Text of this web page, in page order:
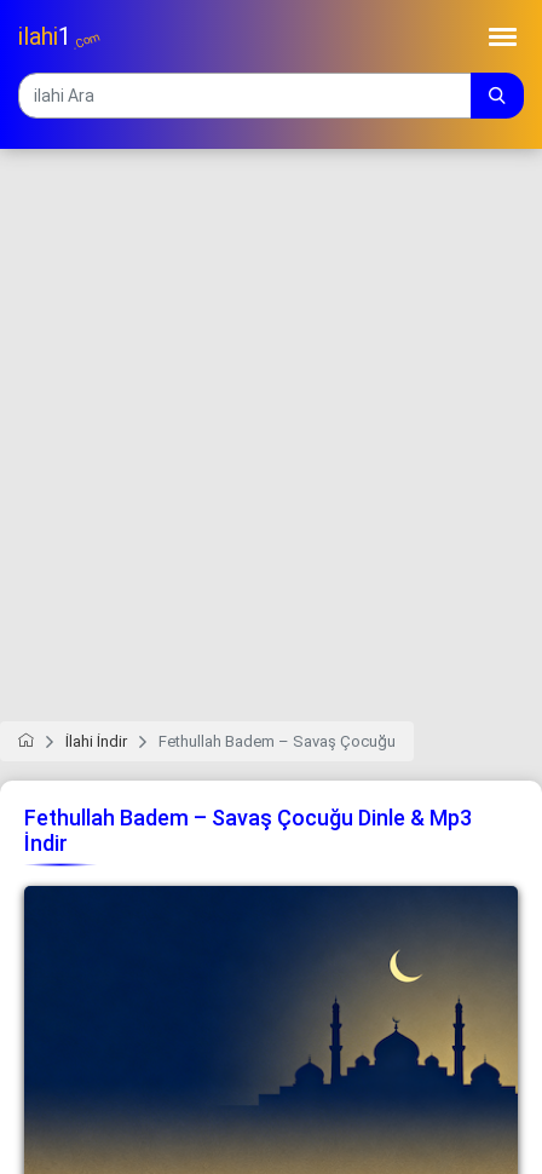
ilahi1 .Com
İlahi İndir Fethullah Badem – Savaş Çocuğu
Fethullah Badem – Savaş Çocuğu Dinle & Mp3
İndir